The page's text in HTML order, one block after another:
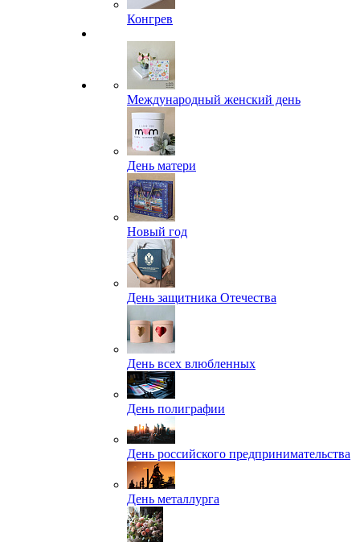
Конгрев
Международный женский день
День матери
Новый год
День защитника Отечества
День всех влюбленных
День полиграфии
День российского предпринимательства
День металлурга